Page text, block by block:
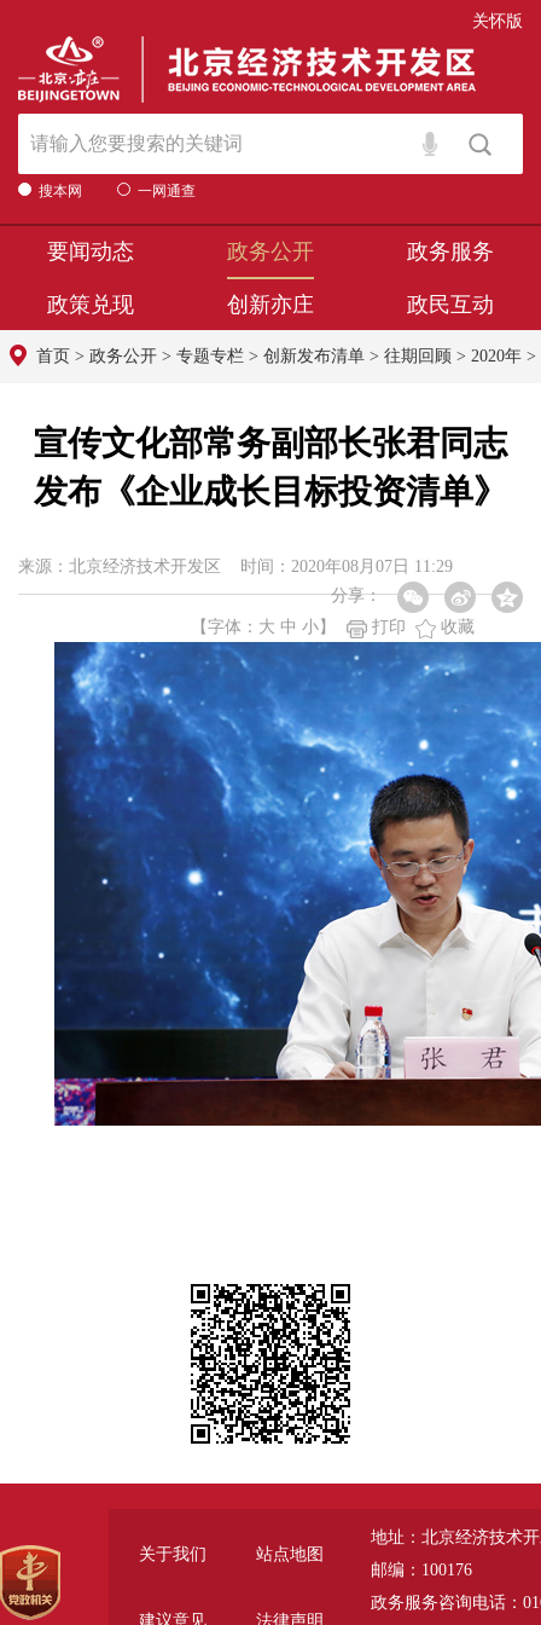
关怀版
搜本网 一网通查
要闻动态 政务公开 政务服务
政策兑现 创新亦庄 政民互动
首页 > 政务公开 > 专题专栏 > 创新发布清单 > 往期回顾 > 2020年 >
宣传文化部常务副部长张君同志
发布《企业成长目标投资清单》
来源：北京经济技术开发区 时间：2020年08月07日 11:29
分享：
【字体： 大 中 小 】 打印 收藏
关于我们 站点地图
建议意见 法律声明
地址：北京经济技术
邮编：100176
政务服务咨询电话：